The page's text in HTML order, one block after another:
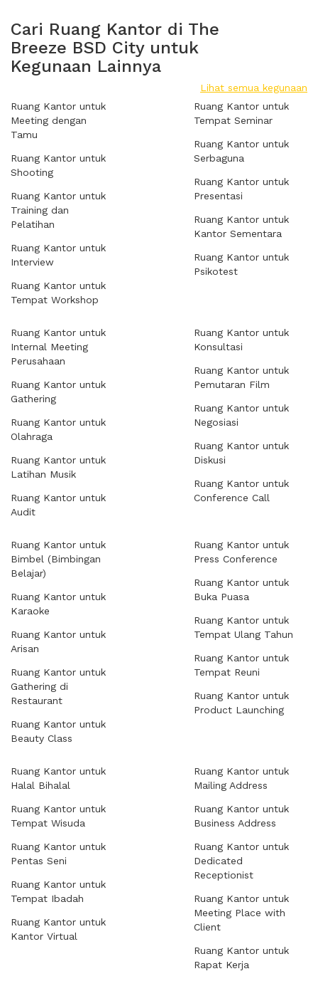
Cari Ruang Kantor di The
Breeze BSD City untuk
Kegunaan Lainnya
Lihat semua kegunaan
Ruang Kantor untuk
Meeting dengan
Tamu
Ruang Kantor untuk
Shooting
Ruang Kantor untuk
Training dan
Pelatihan
Ruang Kantor untuk
Interview
Ruang Kantor untuk
Tempat Workshop
Ruang Kantor untuk
Tempat Seminar
Ruang Kantor untuk
Serbaguna
Ruang Kantor untuk
Presentasi
Ruang Kantor untuk
Kantor Sementara
Ruang Kantor untuk
Psikotest
Ruang Kantor untuk
Internal Meeting
Perusahaan
Ruang Kantor untuk
Gathering
Ruang Kantor untuk
Olahraga
Ruang Kantor untuk
Latihan Musik
Ruang Kantor untuk
Audit
Ruang Kantor untuk
Konsultasi
Ruang Kantor untuk
Pemutaran Film
Ruang Kantor untuk
Negosiasi
Ruang Kantor untuk
Diskusi
Ruang Kantor untuk
Conference Call
Ruang Kantor untuk
Bimbel (Bimbingan
Belajar)
Ruang Kantor untuk
Karaoke
Ruang Kantor untuk
Arisan
Ruang Kantor untuk
Gathering di
Restaurant
Ruang Kantor untuk
Beauty Class
Ruang Kantor untuk
Press Conference
Ruang Kantor untuk
Buka Puasa
Ruang Kantor untuk
Tempat Ulang Tahun
Ruang Kantor untuk
Tempat Reuni
Ruang Kantor untuk
Product Launching
Ruang Kantor untuk
Halal Bihalal
Ruang Kantor untuk
Tempat Wisuda
Ruang Kantor untuk
Pentas Seni
Ruang Kantor untuk
Tempat Ibadah
Ruang Kantor untuk
Kantor Virtual
Ruang Kantor untuk
Mailing Address
Ruang Kantor untuk
Business Address
Ruang Kantor untuk
Dedicated
Receptionist
Ruang Kantor untuk
Meeting Place with
Client
Ruang Kantor untuk
Rapat Kerja